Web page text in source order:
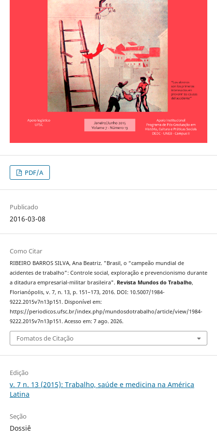
PDF/A
Publicado
2016-03-08
Como Citar
RIBEIRO BARROS SILVA, Ana Beatriz. "Brasil, o “campeão mundial de
acidentes de trabalho”: Controle social, exploração e prevencionismo durante
a ditadura empresarial-militar brasileira". Revista Mundos do Trabalho,
Florianópolis, v. 7, n. 13, p. 151–173, 2016. DOI: 10.5007/1984-
9222.2015v7n13p151. Disponível em:
https://periodicos.ufsc.br/index.php/mundosdotrabalho/article/view/1984-
9222.2015v7n13p151. Acesso em: 7 ago. 2026.
Fomatos de Citação
Edição
v. 7 n. 13 (2015): Trabalho, saúde e medicina na América
Latina
Seção
Dossiê